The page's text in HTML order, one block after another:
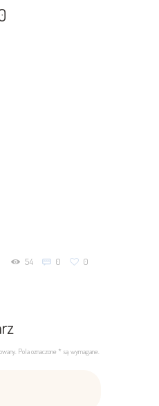
54 0 0
Pola oznaczone * są wymagane.